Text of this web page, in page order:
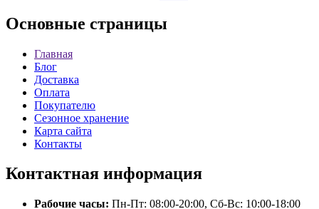
Основные страницы
Главная
Блог
Доставка
Оплата
Покупателю
Сезонное хранение
Карта сайта
Контакты
Контактная информация
Рабочие часы: Пн-Пт: 08:00-20:00, Сб-Вс: 10:00-18:00